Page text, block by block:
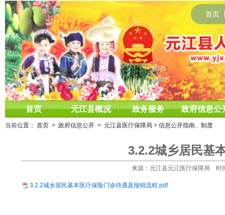
首页
首页 元江县概况 政务服务 政府信息公
当前位置： 首页 > 政府信息公开 > 元江县医疗保障局 > 信息公开指南、制度
3.2.2城乡居民基
来源：元江县元江医疗保障局 时
3.2.2城乡居民基本医疗保险门诊待遇及报销流程.pdf